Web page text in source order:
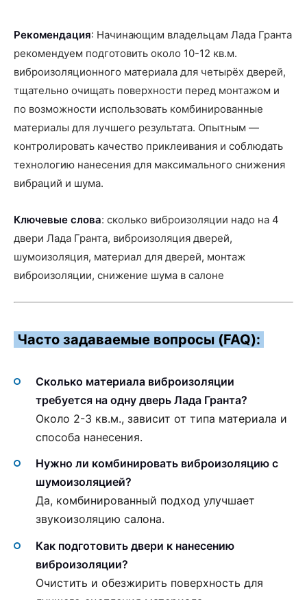
Рекомендация: Начинающим владельцам Лада Гранта
рекомендуем подготовить около 10-12 кв.м.
виброизоляционного материала для четырёх дверей,
тщательно очищать поверхности перед монтажом и
по возможности использовать комбинированные
материалы для лучшего результата. Опытным —
контролировать качество приклеивания и соблюдать
технологию нанесения для максимального снижения
вибраций и шума.
Ключевые слова: сколько виброизоляции надо на 4
двери Лада Гранта, виброизоляция дверей,
шумоизоляция, материал для дверей, монтаж
виброизоляции, снижение шума в салоне
Часто задаваемые вопросы (FAQ):
Сколько материала виброизоляции
требуется на одну дверь Лада Гранта?
Около 2-3 кв.м., зависит от типа материала и
способа нанесения.
Нужно ли комбинировать виброизоляцию с
шумоизоляцией?
Да, комбинированный подход улучшает
звукоизоляцию салона.
Как подготовить двери к нанесению
виброизоляции?
Очистить и обезжирить поверхность для